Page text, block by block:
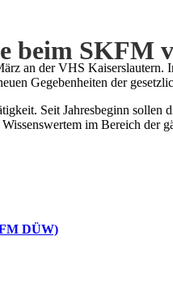
beim SKFM
an der VHS Kaiserslautern.
Gegebenheiten der
Seit Jahresbeginn sollen
im Bereich der
DÜW)